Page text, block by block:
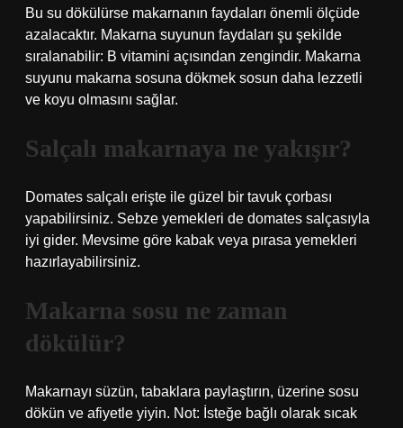
Bu su dökülürse makarnanın faydaları önemli ölçüde
azalacaktır. Makarna suyunun faydaları şu şekilde
sıralanabilir: B vitamini açısından zengindir. Makarna
suyunu makarna sosuna dökmek sosun daha lezzetli
ve koyu olmasını sağlar.
Salçalı makarnaya ne yakışır?
Domates salçalı erişte ile güzel bir tavuk çorbası
yapabilirsiniz. Sebze yemekleri de domates salçasıyla
iyi gider. Mevsime göre kabak veya pırasa yemekleri
hazırlayabilirsiniz.
Makarna sosu ne zaman
dökülür?
Makarnayı süzün, tabaklara paylaştırın, üzerine sosu
dökün ve afiyetle yiyin. Not: İsteğe bağlı olarak sıcak